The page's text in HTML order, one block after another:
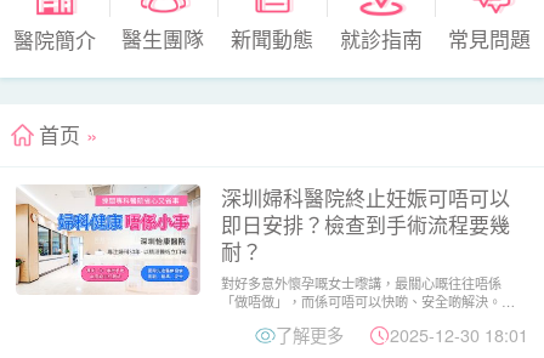
醫院簡介 醫生團隊 新聞動態 就診指南 常見問題
首页 »
深圳婦科醫院終止妊娠可唔可以
即日安排？檢查到手術流程要幾
耐？
對好多意外懷孕嘅女士嚟講，最關心嘅往往唔係
「做唔做」，而係可唔可以快啲、安全啲解決。特
了解更多 2025-12-30 18:01